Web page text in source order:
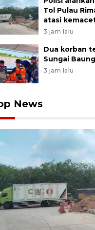
Tol Pulau
atasi
3 jam lalu
Dua korban
Sungai
3 jam lalu
News